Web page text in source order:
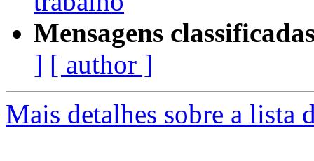
Mensagens
] [ author ]
Mais detalhes sobre a lista